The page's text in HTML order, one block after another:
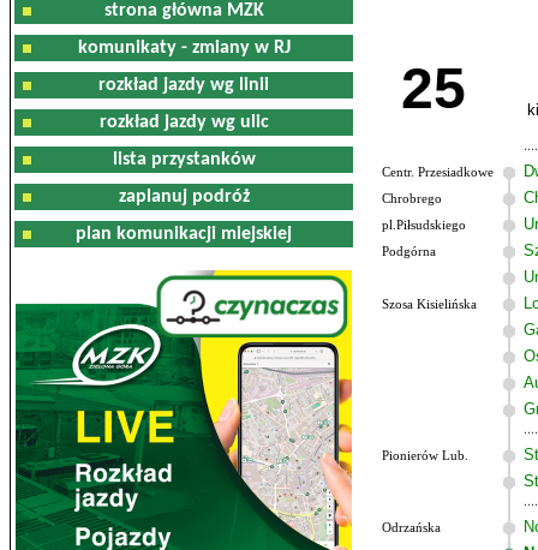
strona główna MZK
komunikaty - zmiany w RJ
rozkład jazdy wg linii
rozkład jazdy wg ulic
lista przystanków
zaplanuj podróż
plan komunikacji miejskiej
25
Centr. Przesiadkowe
Chrobrego
pl.Piłsudskiego
Podgórna
Szosa Kisielińska
Pionierów Lub.
Odrzańska